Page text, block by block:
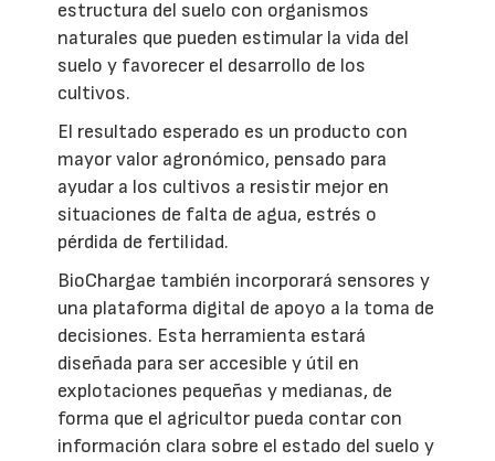
estructura del suelo con organismos
naturales que pueden estimular la vida del
suelo y favorecer el desarrollo de los
cultivos.
El resultado esperado es un producto con
mayor valor agronómico, pensado para
ayudar a los cultivos a resistir mejor en
situaciones de falta de agua, estrés o
pérdida de fertilidad.
BioChargae también incorporará sensores y
una plataforma digital de apoyo a la toma de
decisiones. Esta herramienta estará
diseñada para ser accesible y útil en
explotaciones pequeñas y medianas, de
forma que el agricultor pueda contar con
información clara sobre el estado del suelo y